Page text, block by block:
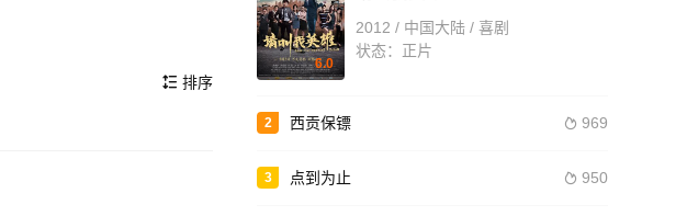
票并做出正确选择的故事，
表现和剧情架构上也都有不
 排序
6.0
2012 / 中国大陆 / 喜剧
状态：正片
2  969
西贡保镖
3  950
点到为止